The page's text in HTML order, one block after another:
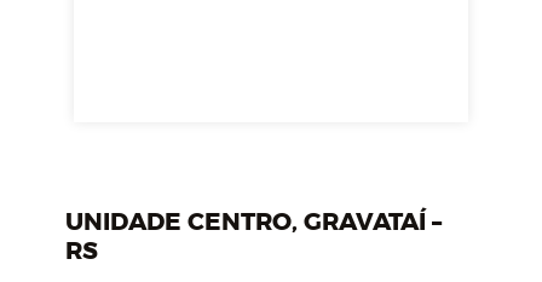
UNIDADE CENTRO, GRAVATAÍ –
RS